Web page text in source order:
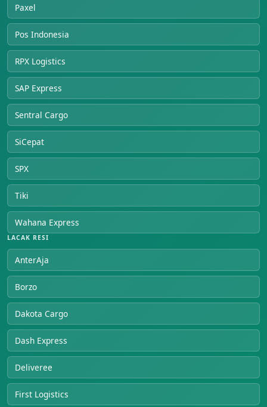
Paxel
Pos Indonesia
RPX Logistics
SAP Express
Sentral Cargo
SiCepat
SPX
Tiki
Wahana Express
LACAK RESI
AnterAja
Borzo
Dakota Cargo
Dash Express
Deliveree
First Logistics